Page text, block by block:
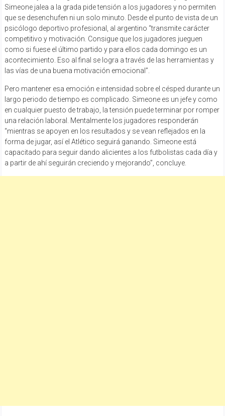
Simeone jalea a la grada pide tensión a los jugadores y no permiten
que se desenchufen ni un solo minuto. Desde el punto de vista de un
psicólogo deportivo profesional, al argentino “transmite carácter
competitivo y motivación. Consigue que los jugadores jueguen
como si fuese el último partido y para ellos cada domingo es un
acontecimiento. Eso al final se logra a través de las herramientas y
las vías de una buena motivación emocional”.
Pero mantener esa emoción e intensidad sobre el césped durante un
largo periodo de tiempo es complicado. Simeone es un jefe y como
en cualquier puesto de trabajo, la tensión puede terminar por romper
una relación laboral. Mentalmente los jugadores responderán
“mientras se apoyen en los resultados y se vean reflejados en la
forma de jugar, así el Atlético seguirá ganando. Simeone está
capacitado para seguir dando alicientes a los futbolistas cada día y
a partir de ahí seguirán creciendo y mejorando”, concluye.